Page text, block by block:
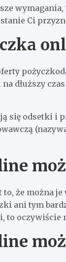
Ci
dłuższy
się odsetki i
że można
ani tym
to oczywiście